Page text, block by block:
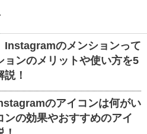
Instagramのメンションって
ョンのメリットや使い方を5
！
のアイコンは何がい
ンの効果やおすすめのアイ